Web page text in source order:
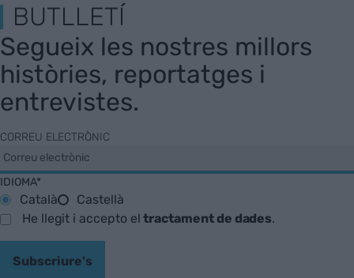
BUTLLETÍ
Segueix les nostres millors
històries, reportatges i
entrevistes.
CORREU ELECTRÒNIC
IDIOMA*
Català
Castellà
He llegit i accepto eltractament de dades.
Subscriure's